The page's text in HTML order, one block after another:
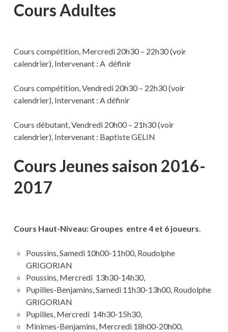
Cours Adultes
Cours compétition, Mercredi 20h30 – 22h30 (voir
calendrier), Intervenant : A définir
Cours compétition, Vendredi 20h30 – 22h30 (voir
calendrier), Intervenant : A définir
Cours débutant, Vendredi 20h00 – 21h30 (voir
calendrier), Intervenant : Baptiste GELIN
Cours Jeunes saison 2016-
2017
Cours Haut-Niveau: Groupes entre 4 et 6 joueurs.
Poussins, Samedi 10h00-11h00, Roudolphe
GRIGORIAN
Poussins, Mercredi 13h30-14h30,
Pupilles-Benjamins, Samedi 11h30-13h00, Roudolphe
GRIGORIAN
Pupilles, Mercredi 14h30-15h30,
Minimes-Benjamins, Mercredi 18h00-20h00,